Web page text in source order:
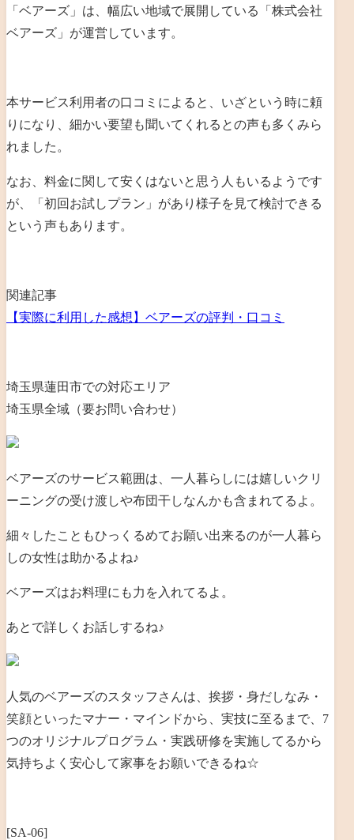
「ベアーズ」は、幅広い地域で展開している「 株式会社
ベアーズ 」が運営しています。
本サービス利用者の口コミによると、いざという時に頼
りになり、細かい要望も聞いてくれるとの声も多くみら
れました。
なお、料金に関して安くはないと思う人もいるようです
が、「初回お試しプラン」があり様子を見て検討できる
という声もあります。
関連記事
【実際に利用した感想】ベアーズの評判・口コミ
埼玉県蓮田市での対応エリア
埼玉県全域（要お問い合わせ）
ベアーズのサービス範囲は、一人暮らしには嬉しいクリ
ーニングの受け渡しや布団干しなんかも含まれてるよ。
細々したこともひっくるめてお願い出来るのが一人暮ら
しの女性は助かるよね♪
ベアーズはお料理にも力を入れてるよ。
あとで詳しくお話しするね♪
人気のベアーズのスタッフさんは、 挨拶・身だしなみ・
笑顔といったマナー・マインドから、実技に至るまで、7
つのオリジナルプログラム・実践研修を実施してるから
気持ちよく安心して家事をお願いできるね☆
[SA-06]